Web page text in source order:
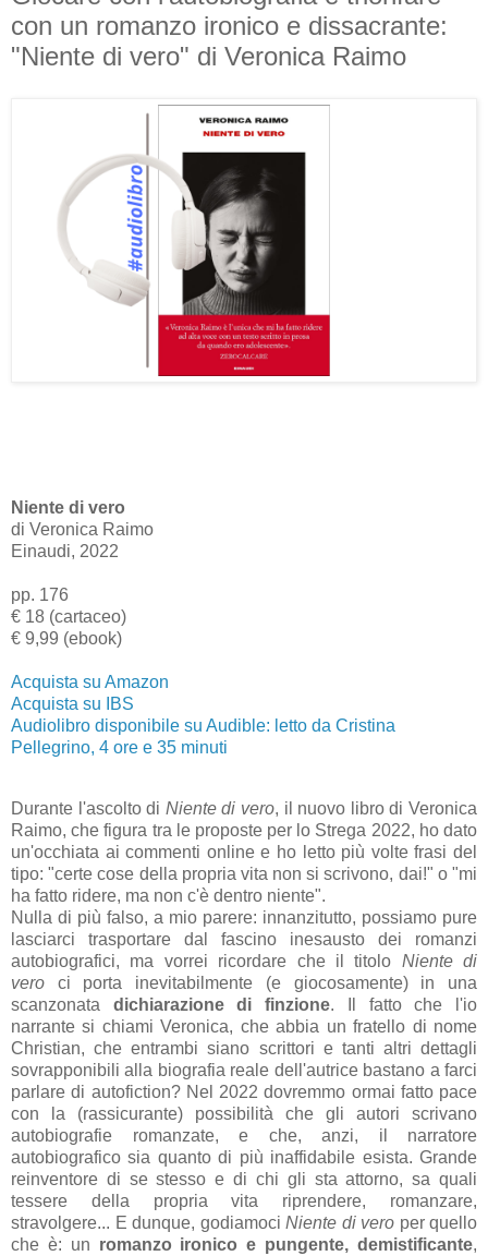
con un romanzo ironico e dissacrante:
"Niente di vero" di Veronica Raimo
Niente di vero
di Veronica Raimo
Einaudi, 2022
pp. 176
€ 18 (cartaceo)
€ 9,99 (ebook)
Acquista su Amazon
Acquista su IBS
Audiolibro disponibile su Audible: letto da Cristina
Pellegrino, 4 ore e 35 minuti
Durante l'ascolto di Niente di vero, il nuovo libro di Veronica
Raimo, che figura tra le proposte per lo Strega 2022, ho dato
un'occhiata ai commenti online e ho letto più volte frasi del
tipo: "certe cose della propria vita non si scrivono, dai!" o "mi
ha fatto ridere, ma non c'è dentro niente".
Nulla di più falso, a mio parere: innanzitutto, possiamo pure
lasciarci trasportare dal fascino inesausto dei romanzi
autobiografici, ma vorrei ricordare che il titolo Niente di
vero ci porta inevitabilmente (e giocosamente) in una
scanzonata dichiarazione di finzione. Il fatto che l'io
narrante si chiami Veronica, che abbia un fratello di nome
Christian, che entrambi siano scrittori e tanti altri dettagli
sovrapponibili alla biografia reale dell'autrice bastano a farci
parlare di autofiction? Nel 2022 dovremmo ormai fatto pace
con la (rassicurante) possibilità che gli autori scrivano
autobiografie romanzate, e che, anzi, il narratore
autobiografico sia quanto di più inaffidabile esista. Grande
reinventore di se stesso e di chi gli sta attorno, sa quali
tessere della propria vita riprendere, romanzare,
stravolgere... E dunque, godiamoci Niente di vero per quello
che è: un romanzo ironico e pungente, demistificante,